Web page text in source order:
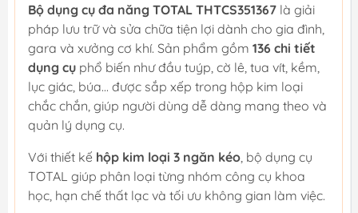
Bộ dụng cụ đa năng TOTAL THTCS351367 là giải
pháp lưu trữ và sửa chữa tiện lợi dành cho gia đình,
gara và xưởng cơ khí. Sản phẩm gồm 136 chi tiết
dụng cụ phổ biến như đầu tuýp, cờ lê, tua vít, kềm,
lục giác, búa... được sắp xếp trong hộp kim loại
chắc chắn, giúp người dùng dễ dàng mang theo và
quản lý dụng cụ.
Với thiết kế hộp kim loại 3 ngăn kéo , bộ dụng cụ
TOTAL giúp phân loại từng nhóm công cụ khoa
học, hạn chế thất lạc và tối ưu không gian làm việc.